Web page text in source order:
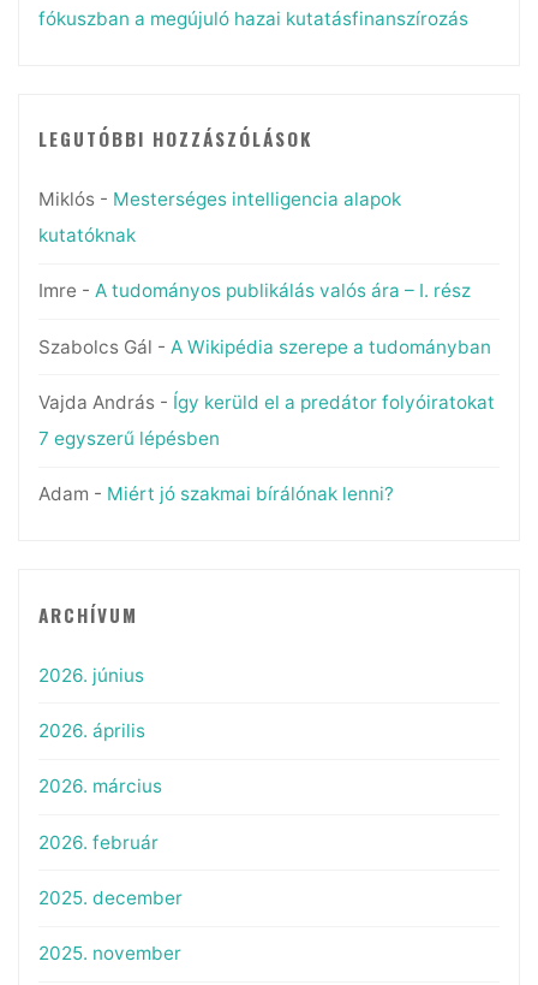
fókuszban a megújuló hazai kutatásfinanszírozás
LEGUTÓBBI HOZZÁSZÓLÁSOK
Miklós- Mesterséges intelligencia alapok
kutatóknak
Imre - A tudományos publikálás valós ára – I. rész
Szabolcs Gál - A Wikipédia szerepe a tudományban
Vajda András- Így kerüld el a predátor folyóiratokat
7 egyszerű lépésben
Adam - Miért jó szakmai bírálónak lenni?
ARCHÍVUM
2026. június
2026. április
2026. március
2026. február
2025. december
2025. november